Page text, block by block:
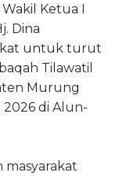
Wakil Ketua I
Dina
untuk turut
Tilawatil
Murung
2026 di Alun-